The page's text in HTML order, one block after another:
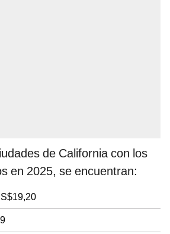
de California con los
en 2025, se encuentran: